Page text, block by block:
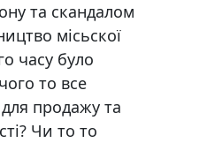
та скандалом
місьскої
часу було
то все
продажу та
Чи то то